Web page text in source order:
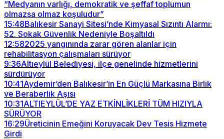
“Medyanın varlığı, demokratik ve şeffaf toplumun
olmazsa olmaz koşuludur”
15:48Balıkesir Sanayi Sitesi’nde Kimyasal Sızıntı Alarmı:
52. Sokak Güvenlik Nedeniyle Boşaltıldı
12:582025 yangınında zarar gören alanlar için
rehabilitasyon çalışmaları sürüyor
9:36Altıeylül Belediyesi, ilçe genelinde hizmetlerini
sürdürüyor
10:41Aydemir’den Balıkesir’in En Güçlü Markasına Birlik
ve Beraberlik Aşısı
10:31ALTIEYLÜL’DE YAZ ETKİNLİKLERİ TÜM HIZIYLA
SÜRÜYOR
16:29Üreticinin Emeğini Koruyacak Dev Tesis Hizmete
Girdi